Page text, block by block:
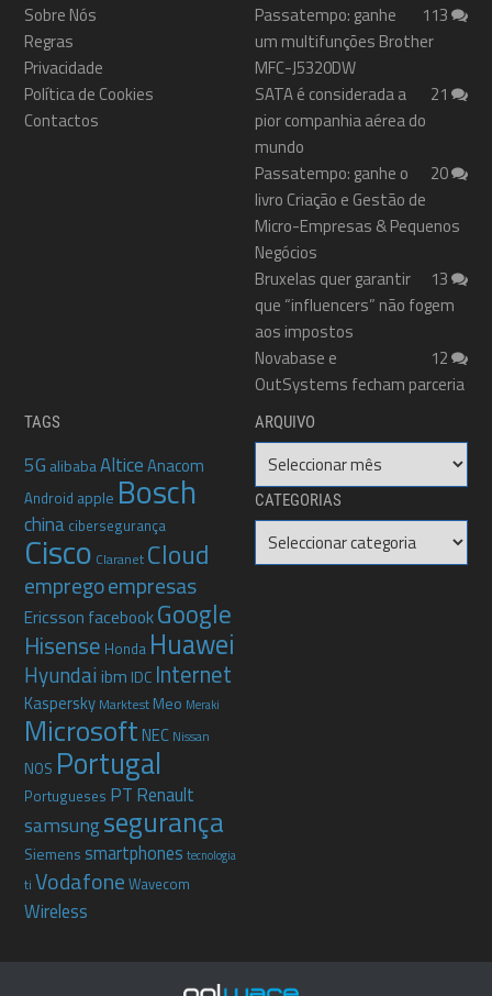
Sobre Nós
Regras
Privacidade
Política de Cookies
Contactos
113
Passatempo: ganhe
um multifunções Brother
MFC-J5320DW
21
SATA é considerada a
pior companhia aérea do
mundo
20
Passatempo: ganhe o
livro Criação e Gestão de
Micro-Empresas & Pequenos
Negócios
13
Bruxelas quer garantir
que “influencers” não fogem
aos impostos
12
Novabase e
OutSystems fecham parceria
TAGS
5G alibabaAlticeAnacom
Android apple Bosch
china cibersegurança
Cisco Claranet Cloud
empregoempresas
Ericsson facebookGoogle
Hisense Honda Huawei
Hyundai ibm IDC Internet
Kaspersky Marktest Meo Meraki
MicrosoftNEC Nissan
NOS Portugal
Portugueses PT Renault
samsungsegurança
Siemenssmartphones tecnologia
ti Vodafone Wavecom
Wireless
ARQUIVO
Arquivo
CATEGORIAS
Categorias